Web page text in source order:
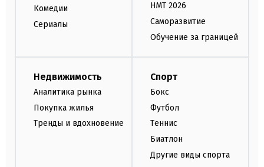
Комедии
Сериалы
НМТ 2026
Саморазвитие
Обучение за границей
Недвижимость
Аналитика рынка
Покупка жилья
Тренды и вдохновение
Спорт
Бокс
Футбол
Теннис
Биатлон
Другие виды спорта